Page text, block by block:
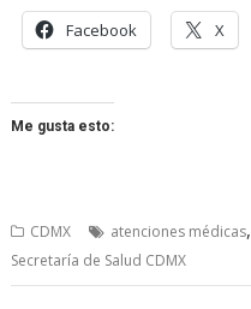
Facebook X
Me gusta esto:
CDMX atenciones médicas,
Secretaría de Salud CDMX